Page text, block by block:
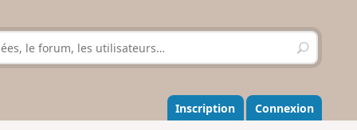
R
e
h
e
r
Inscription Connexion